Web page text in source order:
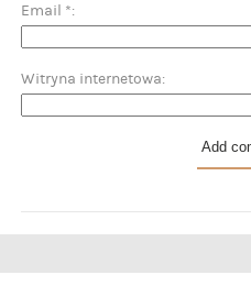
Email *
Witryna internetowa